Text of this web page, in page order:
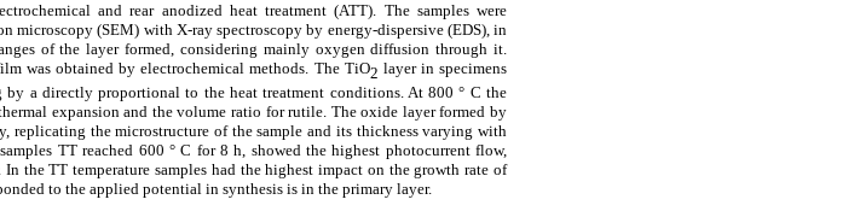
and rear anodized heat treatment (ATT). The samples were
microscopy (SEM) with X-ray spectroscopy by energy-dispersive (EDS), in
of the layer formed, considering mainly oxygen diffusion through it.
was obtained by electrochemical methods. The TiO2 layer in specimens
by a directly proportional to the heat treatment conditions. At 800 ° C the
expansion and the volume ratio for rutile. The oxide layer formed by
replicating the microstructure of the sample and its thickness varying with
TT reached 600 ° C for 8 h, showed the highest photocurrent flow,
the TT temperature samples had the highest impact on the growth rate of
to the applied potential in synthesis is in the primary layer.